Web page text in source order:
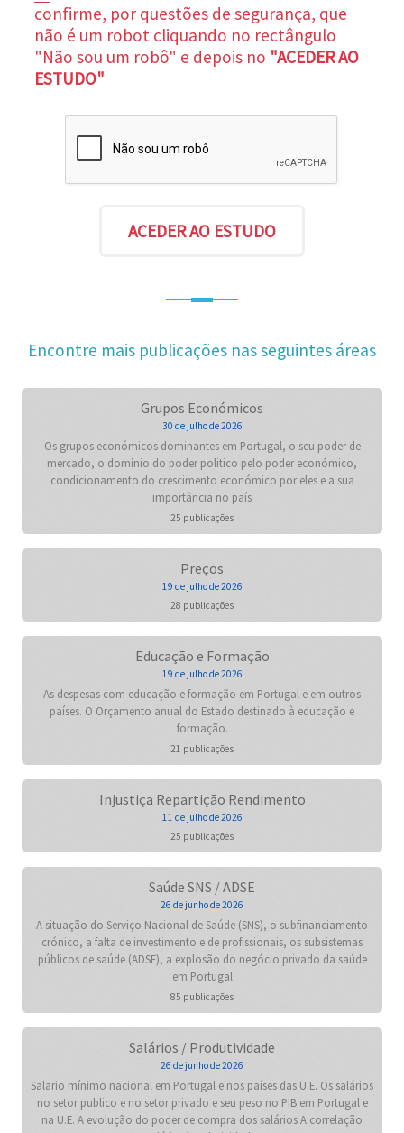
confirme, por questões de segurança, que
não é um robot cliquando no rectângulo
"Não sou um robô" e depois no "ACEDER AO
ESTUDO"
Encontre mais publicações nas seguintes áreas
Grupos Económicos
30 de julho de 2026
Os grupos económicos dominantes em Portugal, o seu poder de
mercado, o domínio do poder politico pelo poder económico,
condicionamento do crescimento económico por eles e a sua
importância no país
25 publicações
Preços
19 de julho de 2026
28 publicações
Educação e Formação
19 de julho de 2026
As despesas com educação e formação em Portugal e em outros
países. O Orçamento anual do Estado destinado à educação e
formação.
21 publicações
Injustiça Repartição Rendimento
11 de julho de 2026
25 publicações
Saúde SNS / ADSE
26 de junho de 2026
A situação do Serviço Nacional de Saúde (SNS), o subfinanciamento
crónico, a falta de investimento e de profissionais, os subsistemas
públicos de saúde (ADSE), a explosão do negócio privado da saúde
em Portugal
85 publicações
Salários / Produtividade
26 de junho de 2026
Salario mínimo nacional em Portugal e nos países das U.E. Os salários
no setor publico e no setor privado e seu peso no PIB em Portugal e
na U.E. A evolução do poder de compra dos salários A correlação